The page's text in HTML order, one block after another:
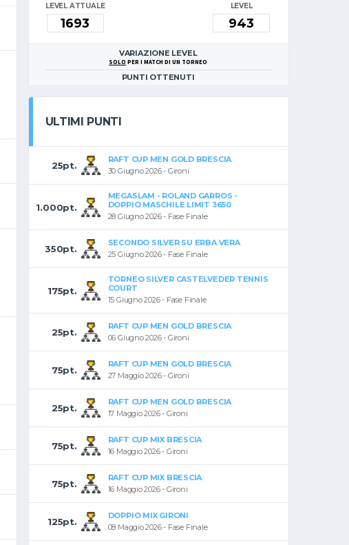
LEVEL ATTUALE LEVEL
VARIAZIONE LEVEL
SOLO PER I MATCH DI UN TORNEO
PUNTI OTTENUTI
ULTIMI PUNTI
25pt.
RAFT CUP MEN GOLD BRESCIA
30 Giugno 2026 - Gironi
1.000pt.
MEGASLAM - ROLAND GARROS -
DOPPIO MASCHILE LIMIT 3650
28 Giugno 2026 - Fase Finale
350pt.
SECONDO SILVER SU ERBA VERA
25 Giugno 2026 - Fase Finale
175pt.
TORNEO SILVER CASTELVEDER TENNIS
COURT
15 Giugno 2026 - Fase Finale
25pt.
RAFT CUP MEN GOLD BRESCIA
06 Giugno 2026 - Gironi
75pt.
RAFT CUP MEN GOLD BRESCIA
27 Maggio 2026 - Gironi
25pt.
RAFT CUP MEN GOLD BRESCIA
17 Maggio 2026 - Gironi
75pt.
RAFT CUP MIX BRESCIA
16 Maggio 2026 - Gironi
75pt.
RAFT CUP MIX BRESCIA
16 Maggio 2026 - Gironi
125pt.
DOPPIO MIX GIRONI
08 Maggio 2026 - Fase Finale